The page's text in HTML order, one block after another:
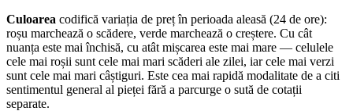
Culoarea codifică variația de preț în perioada aleasă (24 de ore):
roșu marchează o scădere, verde marchează o creștere. Cu cât
nuanța este mai închisă, cu atât mișcarea este mai mare — celulele
cele mai roșii sunt cele mai mari scăderi ale zilei, iar cele mai verzi
sunt cele mai mari câștiguri. Este cea mai rapidă modalitate de a citi
sentimentul general al pieței fără a parcurge o sută de cotații
separate.